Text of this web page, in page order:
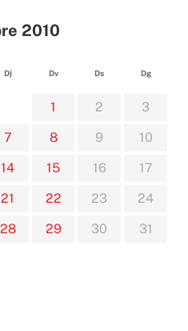
2010
Dj Dv Ds Dg
1 2
3
7 8 9
10
14 15 16
17
21 22 23
24
28 29 30
31